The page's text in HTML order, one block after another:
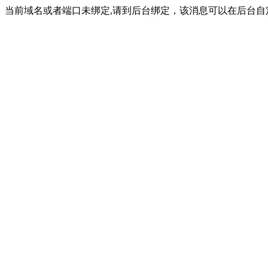
当前域名或者端口未绑定,请到后台绑定，该消息可以在后台自